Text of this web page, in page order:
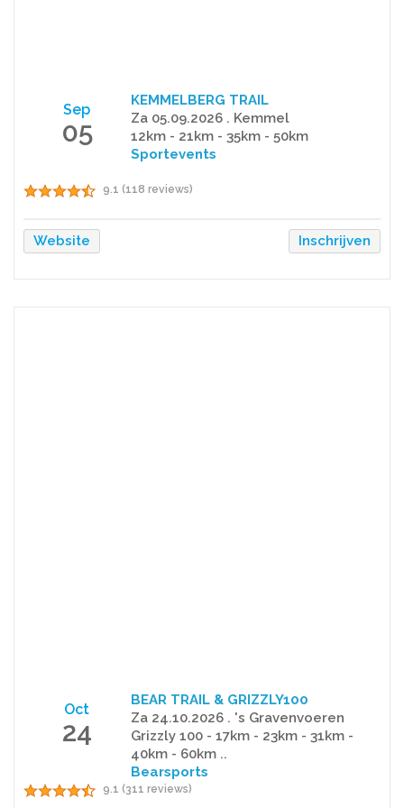
Sep
05
KEMMELBERG TRAIL
Za 05.09.2026 . Kemmel
12km - 21km - 35km - 50km
Sportevents
9.1 (118 reviews)
Website Inschrijven
Oct
24
BEAR TRAIL & GRIZZLY100
Za 24.10.2026 . 's Gravenvoeren
Grizzly 100 - 17km - 23km - 31km -
40km - 60km ..
Bearsports
9.1 (311 reviews)